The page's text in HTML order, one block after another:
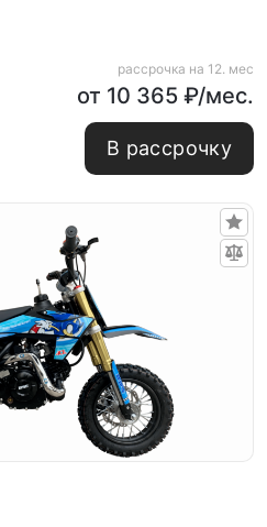
рассрочка на 12. мес
от 10 365 ₽/мес.
В рассрочку